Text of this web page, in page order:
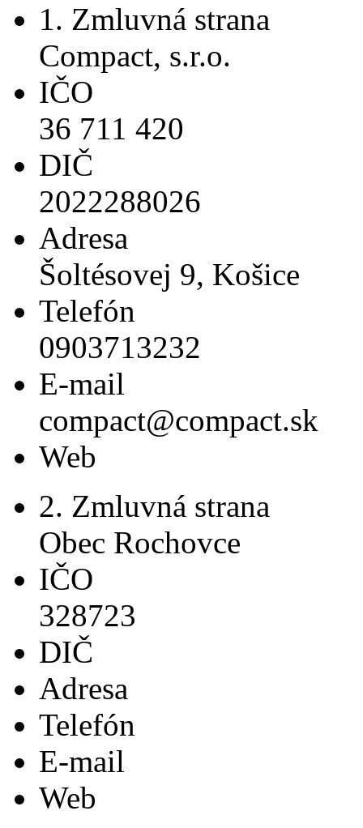
1. Zmluvná strana
Compact, s.r.o.
IČO
36 711 420
DIČ
2022288026
Adresa
Šoltésovej 9, Košice
Telefón
0903713232
E-mail
compact@compact.sk
Web
2. Zmluvná strana
Obec Rochovce
IČO
328723
DIČ
Adresa
Telefón
E-mail
Web